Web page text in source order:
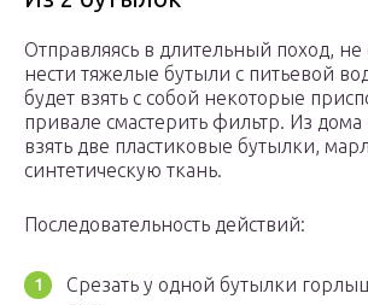
Отправляясь в длительный поход, не
нести тяжелые бутыли с питьевой
будет взять с собой некоторые
привале смастерить фильтр. Из дома
взять две пластиковые бутылки,
синтетическую ткань.
Последовательность действий:
Срезать у одной бутылки